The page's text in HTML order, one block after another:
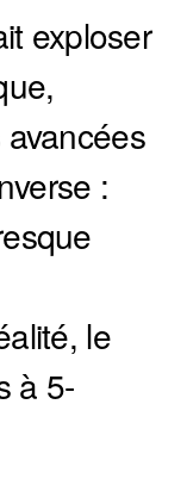
exploser
:
le
à 5-